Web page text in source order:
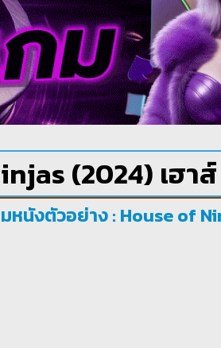
(2024) เฮา
หนังตัวอย่าง : House of